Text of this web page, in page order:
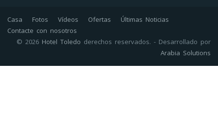
Casa Fotos Vídeos Ofertas
Últimas Noticias
Contacte con nosotros
© 2026 Hotel Toledo derechos reservados. - Desarrollado por
Arabia Solutions